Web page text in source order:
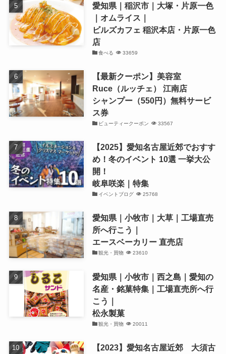
愛知県｜稲沢市｜大塚・片原一色
｜オムライス｜
ビルズカフェ 稲沢本店・片原一色
店
食べる 33659
【最新クーポン】美容室
Ruce（ルッチェ） 江南店
シャンプー（550円）無料サービ
ス券
ビューティークーポン 33567
【2025】愛知名古屋近郊でおすす
め！冬のイベント 10選 一挙大公
開！
岐阜咲楽｜特集
イベントブログ 25768
愛知県｜小牧市｜大草｜工場直売
所へ行こう｜
エースベーカリー 直売店
観光・買物 23610
愛知県｜小牧市｜西之島｜愛知の
名産・銘菓特集｜工場直売所へ行
こう｜
松永製菓
観光・買物 20011
【2023】愛知名古屋近郊 大須古